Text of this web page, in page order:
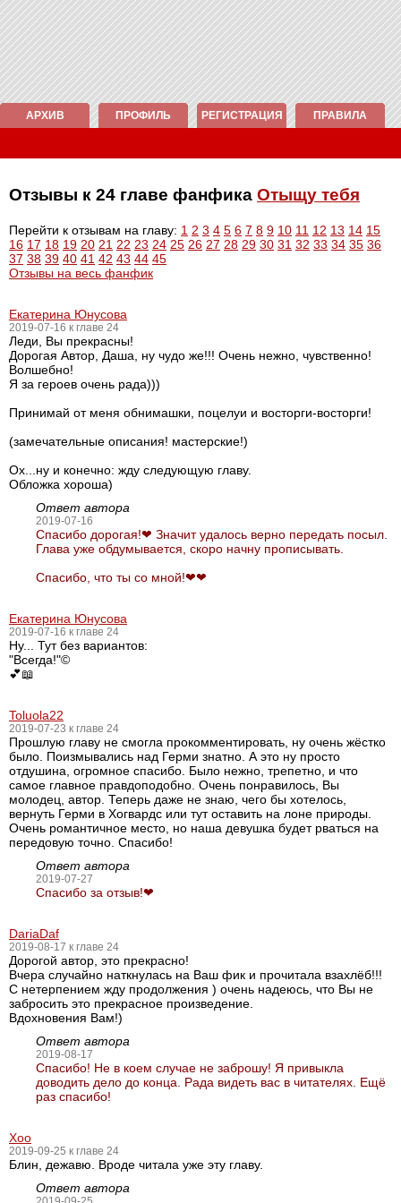
АРХИВ ПРОФИЛЬ РЕГИСТРАЦИЯ ПРАВИЛА
Отзывы к 24 главе фанфика Отыщу тебя
Перейти к отзывам на главу: 1 2 3 4 5 6 7 8 9 10 11 12 13 14 15
16 17 18 19 20 21 22 23 24 25 26 27 28 29 30 31 32 33 34 35 36
37 38 39 40 41 42 43 44 45
Отзывы на весь фанфик
Екатерина Юнусова
2019-07-16 к главе 24
Леди, Вы прекрасны!
Дорогая Автор, Даша, ну чудо же!!! Очень нежно, чувственно!
Волшебно!
Я за героев очень рада)))
Принимай от меня обнимашки, поцелуи и восторги-восторги!
(замечательные описания! мастерские!)
Ох...ну и конечно: жду следующую главу.
Обложка хороша)
Ответ автора
2019-07-16
Спасибо дорогая!❤ Значит удалось верно передать посыл.
Глава уже обдумывается, скоро начну прописывать.
Спасибо, что ты со мной!❤❤
Екатерина Юнусова
2019-07-16 к главе 24
Ну... Тут без вариантов:
"Всегда!"©
💕📖
Toluola22
2019-07-23 к главе 24
Прошлую главу не смогла прокомментировать, ну очень жёстко
было. Поизмывались над Герми знатно. А это ну просто
отдушина, огромное спасибо. Было нежно, трепетно, и что
самое главное правдоподобно. Очень понравилось, Вы
молодец, автор. Теперь даже не знаю, чего бы хотелось,
вернуть Герми в Хогвардс или тут оставить на лоне природы.
Очень романтичное место, но наша девушка будет рваться на
передовую точно. Спасибо!
Ответ автора
2019-07-27
Спасибо за отзыв!❤
DariaDaf
2019-08-17 к главе 24
Дорогой автор, это прекрасно!
Вчера случайно наткнулась на Ваш фик и прочитала взахлёб!!!
С нетерпением жду продолжения ) очень надеюсь, что Вы не
забросить это прекрасное произведение.
Вдохновения Вам!)
Ответ автора
2019-08-17
Спасибо! Не в коем случае не заброшу! Я привыкла
доводить дело до конца. Рада видеть вас в читателях. Ещё
раз спасибо!
Хоо
2019-09-25 к главе 24
Блин, дежавю. Вроде читала уже эту главу.
Ответ автора